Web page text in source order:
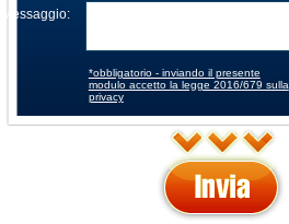
Messaggio:
*obbligatorio - inviando il presente
modulo accetto la legge 2016/679 sulla
privacy